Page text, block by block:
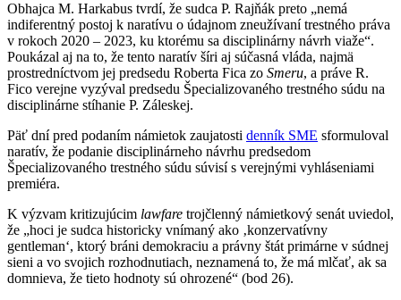
Obhajca M. Harkabus tvrdí, že sudca P. Rajňák preto „nemá
indiferentný postoj k naratívu o údajnom zneužívaní trestného práva
v rokoch 2020 – 2023, ku ktorému sa disciplinárny návrh viaže“.
Poukázal aj na to, že tento naratív šíri aj súčasná vláda, najmä
prostredníctvom jej predsedu Roberta Fica zo Smeru, a práve R.
Fico verejne vyzýval predsedu Špecializovaného trestného súdu na
disciplinárne stíhanie P. Záleskej.
Päť dní pred podaním námietok zaujatosti denník SME sformuloval
naratív, že podanie disciplinárneho návrhu predsedom
Špecializovaného trestného súdu súvisí s verejnými vyhláseniami
premiéra.
K výzvam kritizujúcim lawfare trojčlenný námietkový senát uviedol,
že „hoci je sudca historicky vnímaný ako ‚konzervatívny
gentleman‘, ktorý bráni demokraciu a právny štát primárne v súdnej
sieni a vo svojich rozhodnutiach, neznamená to, že má mlčať, ak sa
domnieva, že tieto hodnoty sú ohrozené“ (bod 26).